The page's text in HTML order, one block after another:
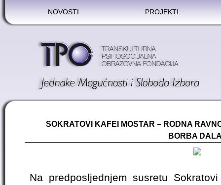
NOVOSTI PROJEKTI
SOKRATOVI KAFEI MOSTAR – RODNA
BORBA
Na predposljednjem susretu